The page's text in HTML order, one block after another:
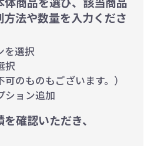
法や数量を入力くださ
を選択
択
のものもございます。）
ション追加
確認いただき、